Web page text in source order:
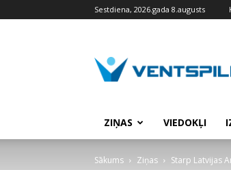
Sestdiena, 2026.gada 8.augusts
ZIŅAS VIEDOKĻI
Sākums Ziņas Starp Latvijas